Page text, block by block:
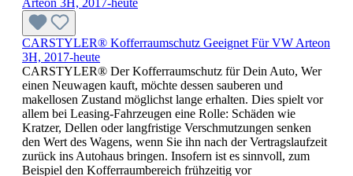
CARSTYLER® Kofferraumschutz Geeignet Für VW Arteon
3H, 2017-heute
CARSTYLER® Der Kofferraumschutz für Dein Auto, Wer
einen Neuwagen kauft, möchte dessen sauberen und
makellosen Zustand möglichst lange erhalten. Dies spielt vor
allem bei Leasing-Fahrzeugen eine Rolle: Schäden wie
Kratzer, Dellen oder langfristige Verschmutzungen senken
den Wert des Wagens, wenn Sie ihn nach der Vertragslaufzeit
zurück ins Autohaus bringen. Insofern ist es sinnvoll, zum
Beispiel den Kofferraumbereich frühzeitig vor